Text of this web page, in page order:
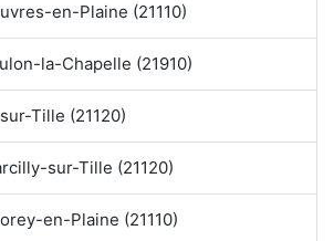
en-Plaine (21110)
la-Chapelle (21910)
Tille (21120)
sur-Tille (21120)
en-Plaine (21110)